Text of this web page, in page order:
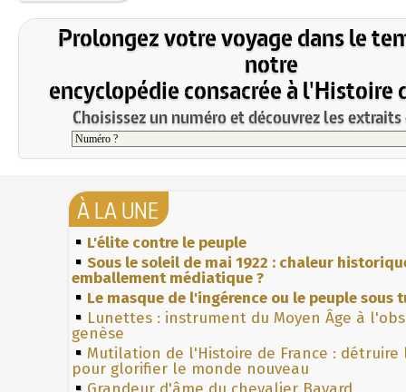
Prolongez votre voyage dans le
notre
encyclopédie consacrée à l'Histoire
Choisissez un numéro et découvrez les
À LA UNE
L'élite contre le peuple
Sous le soleil de mai 1922 : chaleur
emballement médiatique ?
Le masque de l'ingérence ou le peuple sous
Lunettes : instrument du Moyen Âge à
genèse
Mutilation de l'Histoire de France : détruire
pour glorifier le monde nouveau